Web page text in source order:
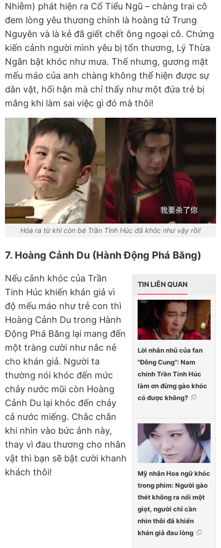
Nhiễm) phát hiện ra Cố Tiểu Ngũ – chàng trai cô
đem lòng yêu thương chính là hoàng tử Trung
Nguyên và là kẻ đã giết chết ông ngoại cô. Chứng
kiến cảnh người mình yêu bị tổn thương, Lý Thừa
Ngân bật khóc như mưa. Thế nhưng, gương mặt
mếu máo của anh chàng không thể hiện được sự
dằn vặt, hối hận mà chỉ thấy như một đứa trẻ bị
mắng khi làm sai việc gì đó mà thôi!
Hóa ra từ khi còn bé Trần Tinh Húc đã khóc như vậy rồi!
7. Hoàng Cảnh Du (Hành Động Phá Băng)
TIN LIÊN QUAN
Lời nhắn nhủ của fan
"Đông Cung": Nam
chính Trần Tinh Húc
làm ơn đừng gào khóc
có được không?
Mỹ nhân Hoa ngữ khóc
trong phim: Người gào
thét không ra nổi một
giọt, người chỉ cần
nhìn thôi đã khiến
khán giả đau lòng
Nếu cảnh khóc của Trần
Tinh Húc khiến khán giả vì
độ mếu máo như trẻ con thì
Hoàng Cảnh Du trong Hành
Động Phá Băng lại mang đến
một tràng cười như nắc nẻ
cho khán giả. Người ta
thường nói khóc đến mức
chảy nước mũi còn Hoàng
Cảnh Du lại khóc đến chảy
cả nước miếng. Chắc chắn
khi nhìn vào bức ảnh này,
thay vì đau thương cho nhân
vật thì bạn sẽ bật cười khanh
khách thôi!